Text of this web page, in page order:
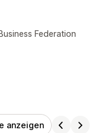
Federation
anzeigen